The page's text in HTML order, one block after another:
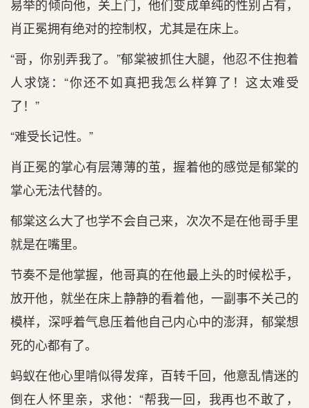
易举的倾向他，关上门，他们变成单纯的性别占有，
肖正冕拥有绝对的控制权，尤其是在床上。
“哥，你别弄我了。”郁棠被抓住大腿，他忍不住抱着
人求饶：“你还不如真把我怎么样算了！这太难受
了！”
“难受长记性。”
肖正冕的掌心有层薄薄的茧，握着他的感觉是郁棠的
掌心无法代替的。
郁棠这么大了也学不会自己来，次次不是在他哥手里
就是在嘴里。
节奏不是他掌握，他哥真的在他最上头的时候松手，
放开他，就坐在床上静静的看着他，一副事不关己的
模样，深呼着气息压着他自己内心中的澎湃，郁棠想
死的心都有了。
蚂蚁在他心里啃似得发痒，百转千回，他意乱情迷的
倒在人怀里亲，求他：“帮我一回，我再也不敢了，